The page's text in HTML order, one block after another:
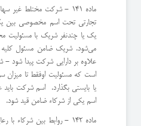
ماده 141 - شركت مختلط
تجارتی تحت اسم مخصوصی بین
یك یا چند‌نفر شریك با مسئولیت
می‌شود. ‌شریك ضامن مسئول
علاوه بر دارایی شركت پیدا شود
است كه مسئولیت او‌فقط تا میزان
یا بایستی بگذارد. ‌ اسم شركت
اسم یكی از شركاء ضامن قید شود.
ماده 142 - روابط بین شركاء